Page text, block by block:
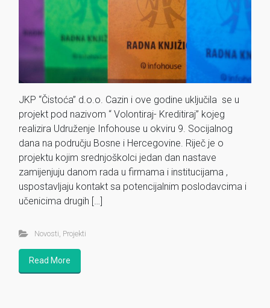
JKP “Čistoća” d.o.o. Cazin i ove godine uključila se u
projekt pod nazivom “ Volontiraj- Kreditiraj” kojeg
realizira Udruženje Infohouse u okviru 9. Socijalnog
dana na području Bosne i Hercegovine. Riječ je o
projektu kojim srednjoškolci jedan dan nastave
zamijenjuju danom rada u firmama i institucijama ,
uspostavljaju kontakt sa potencijalnim poslodavcima i
učenicima drugih […]
Novosti Projekti
Read More